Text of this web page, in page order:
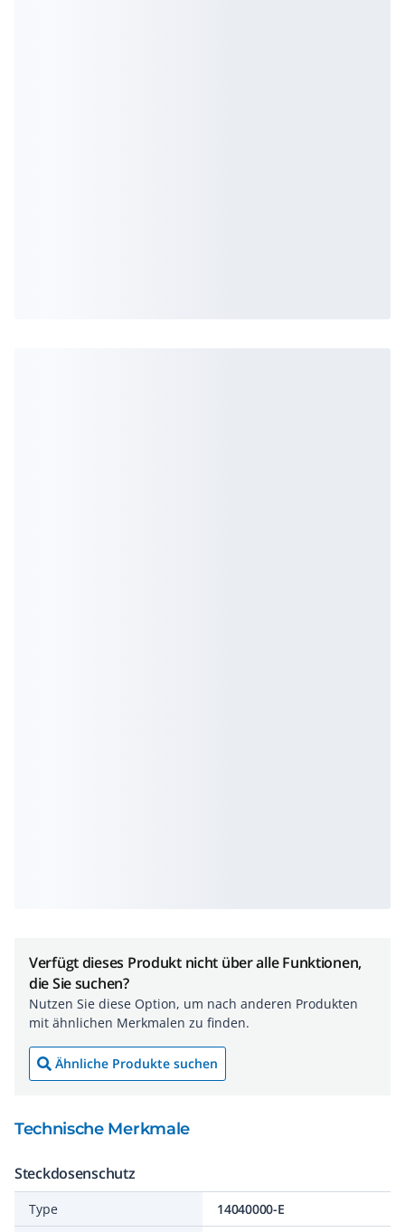
Verfügt dieses Produkt nicht über alle Funktionen,
die Sie suchen?
Nutzen Sie diese Option, um nach anderen Produkten
mit ähnlichen Merkmalen zu finden.
Ähnliche Produkte suchen
Technische Merkmale
Steckdosenschutz
Type
14040000-E